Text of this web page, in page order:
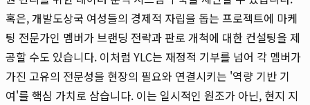
혹은, 개발도상국 여성들의 경제적 자립을 돕는 프로젝트에 마케
팅 전문가인 멤버가 브랜딩 전략과 판로 개척에 대한 컨설팅을 제
공할 수도 있습니다. 이처럼 YLC는 재정적 기부를 넘어 각 멤버가
가진 고유의 전문성을 현장의 필요와 연결시키는 '역량 기반 기
여'를 핵심 가치로 삼습니다. 이는 일시적인 원조가 아닌, 현지 지